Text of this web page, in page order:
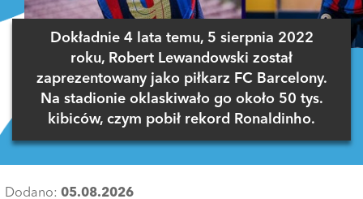
Dokładnie 4 lata temu, 5 sierpnia 2022
roku, Robert Lewandowski został
zaprezentowany jako piłkarz FC Barcelony.
Na stadionie oklaskiwało go około 50 tys.
kibiców, czym pobił rekord Ronaldinho.
Dodano: 05.08.2026